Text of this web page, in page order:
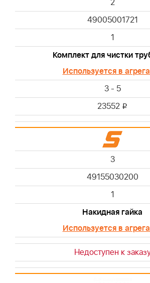
2
49005001721
1
Комплект для чистки
Используется в
3 - 5
23552 i
3
49155030200
1
Накидная гайка
Используется в
Недоступен к